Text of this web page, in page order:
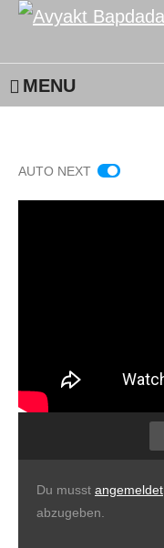
MENU
AUTO NEXT
Du musst angemeldet
abzugeben.